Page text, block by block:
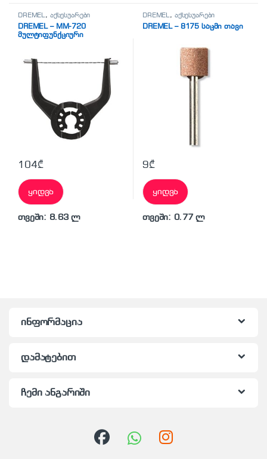
DREMEL, აქსესუარები
DREMEL – MM-720
მულტიფუნქციური
104₾
ყიდვა
თვეში: 8.63 ლ
DREMEL, აქსესუარები
DREMEL – 8175 საცმი თავი
9₾
ყიდვა
თვეში: 0.77 ლ
ინფორმაცია
დამატებით
ჩემი ანგარიში